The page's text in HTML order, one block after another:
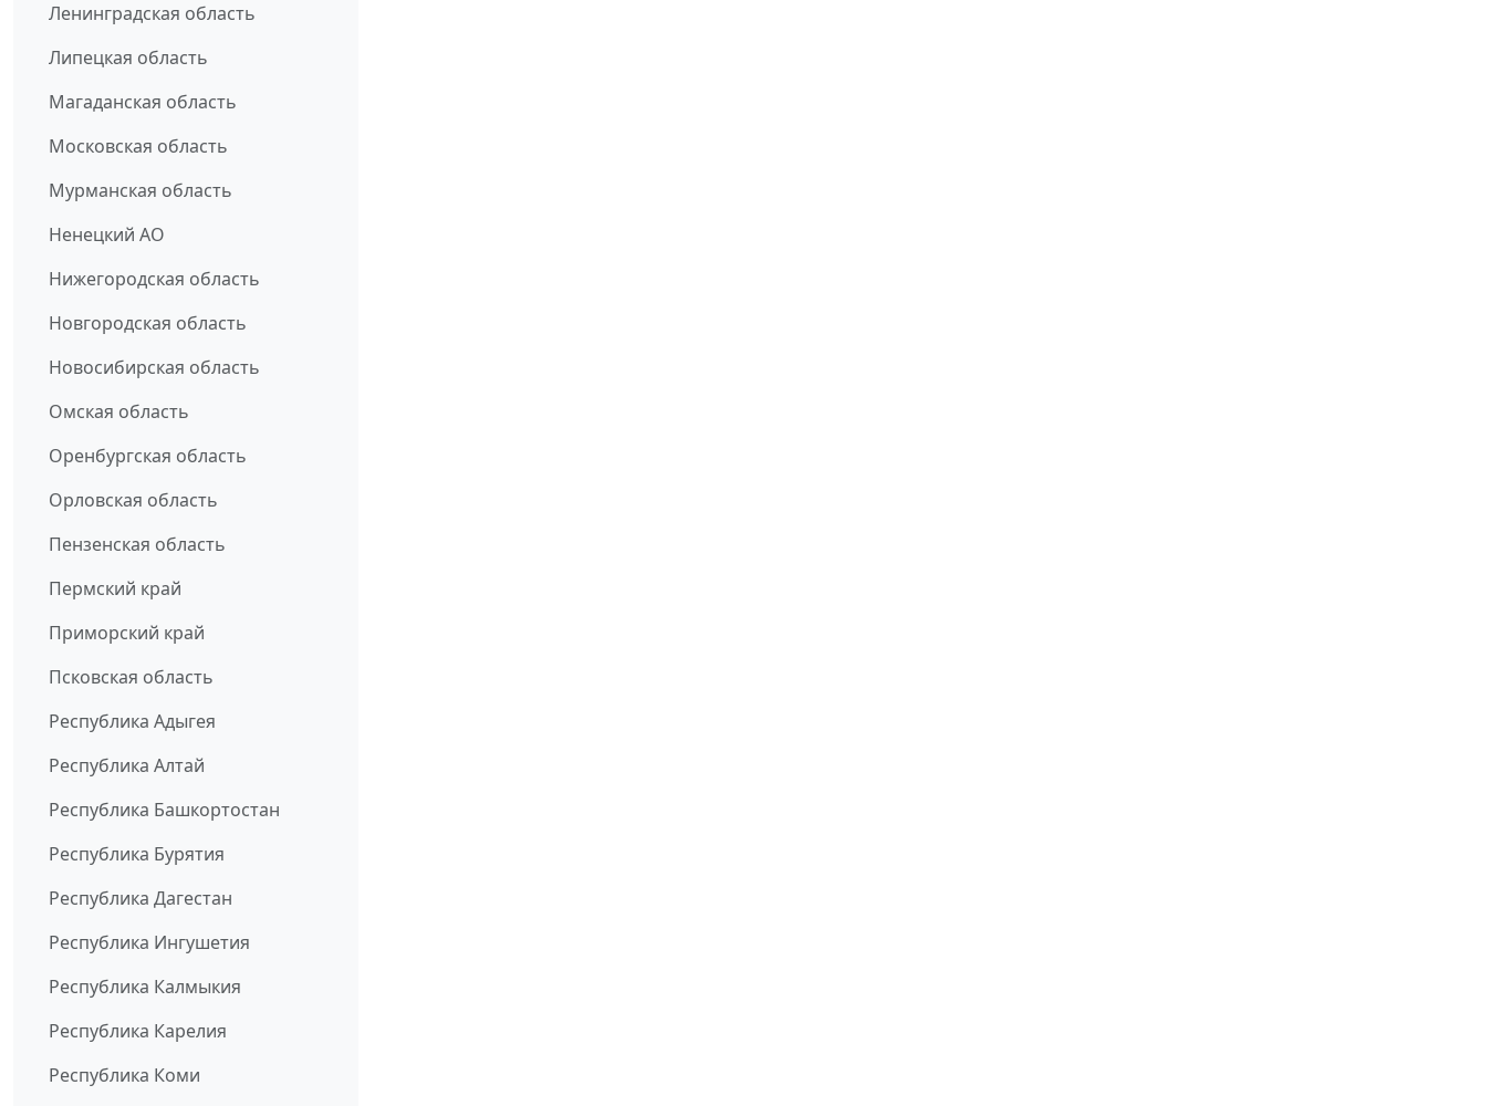
Ленинградская область
Липецкая область
Магаданская область
Московская область
Мурманская область
Ненецкий АО
Нижегородская область
Новгородская область
Новосибирская область
Омская область
Оренбургская область
Орловская область
Пензенская область
Пермский край
Приморский край
Псковская область
Республика Адыгея
Республика Алтай
Республика Башкортостан
Республика Бурятия
Республика Дагестан
Республика Ингушетия
Республика Калмыкия
Республика Карелия
Республика Коми